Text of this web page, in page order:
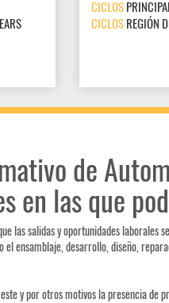
CICLOS
CICLOSREGIÓN
de
en las que
las salidas y oportunidades laborales
ensamblaje, desarrollo, diseño,
y por otros motivos la presencia de